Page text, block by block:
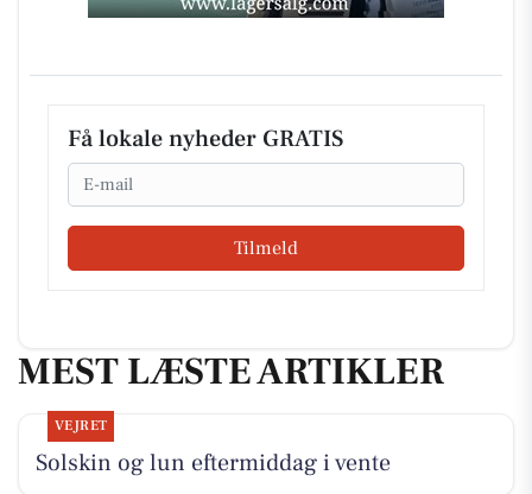
Få lokale nyheder GRATIS
Email
Tilmeld
MEST LÆSTE ARTIKLER
VEJRET
Solskin og lun eftermiddag i vente